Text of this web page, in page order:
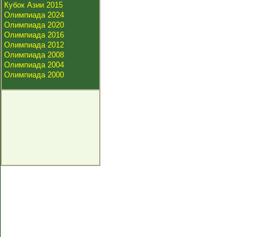
Кубок Азии 2015
Олимпиада 2024
Олимпиада 2020
Олимпиада 2016
Олимпиада 2012
Олимпиада 2008
Олимпиада 2004
Олимпиада 2000